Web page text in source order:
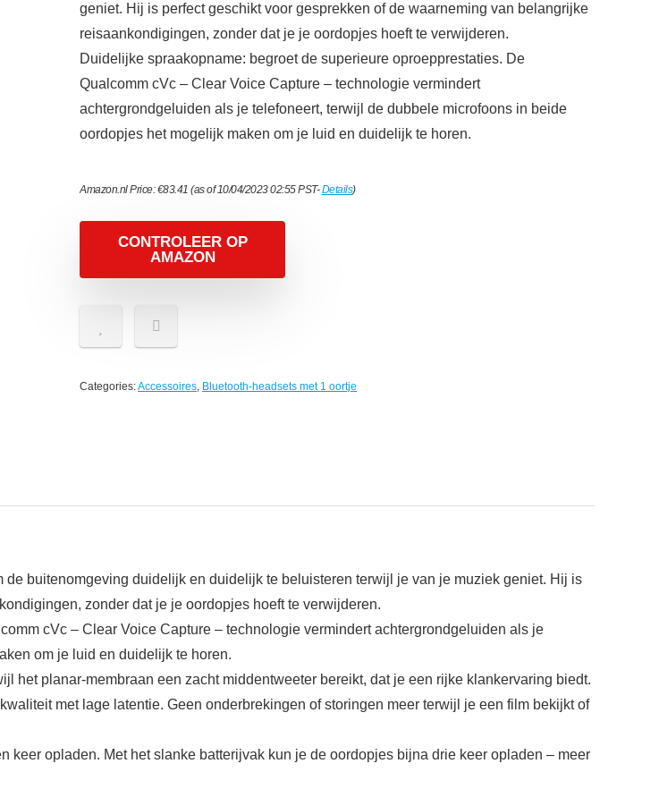
geniet. Hij is perfect geschikt voor gesprekken of de waarneming van belangrijke
reisaankondigingen, zonder dat je je oordopjes hoeft te verwijderen.
Duidelijke spraakopname: begroet de superieure oproepprestaties. De
Qualcomm cVc – Clear Voice Capture – technologie vermindert
achtergrondgeluiden als je telefoneert, terwijl de dubbele microfoons in beide
oordopjes het mogelijk maken om je luid en duidelijk te horen.
Amazon.nl Price:€83.41 (as of 10/04/2023 02:55 PST-Details)
CONTROLEER OP
AMAZON
Categories:Accessoires, Bluetooth-headsets met 1 oortje
buitenomgeving duidelijk en duidelijk te beluisteren terwijl je van je muziek geniet. Hij is
zonder dat je je oordopjes hoeft te verwijderen.
cVc – Clear Voice Capture – technologie vermindert achtergrondgeluiden als je
om je luid en duidelijk te horen.
het planar-membraan een zacht middentweeter bereikt, dat je een rijke klankervaring biedt.
met lage latentie. Geen onderbrekingen of storingen meer terwijl je een film bekijkt of
opladen. Met het slanke batterijvak kun je de oordopjes bijna drie keer opladen – meer